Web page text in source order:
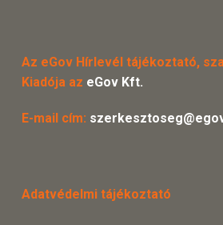
Az eGov Hírlevél tájékoztató,
Kiadója az eGov Kft.
E-mail cím:
Adatvédelmi tájékoztató